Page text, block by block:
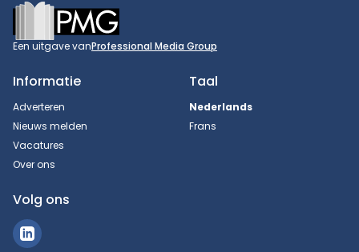
Footer
Een uitgave vanProfessional Media Group
Informatie
Adverteren
Nieuws melden
Vacatures
Over ons
Taal
Nederlands
Frans
Volg ons